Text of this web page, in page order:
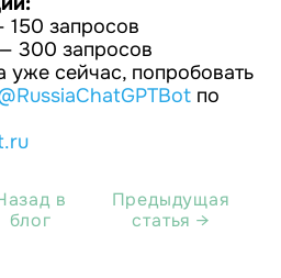
запросов
300 запросов
уже сейчас, попробовать
по
в
блог
Предыдущая
статья →